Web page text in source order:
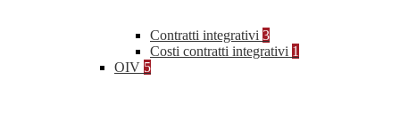
Contratti integrativi 3
Costi contratti integrativi 1
OIV 5